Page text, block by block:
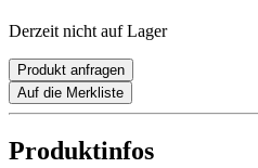
Derzeit nicht auf Lager
Produkt anfragen
Auf die Merkliste
Produktinfos